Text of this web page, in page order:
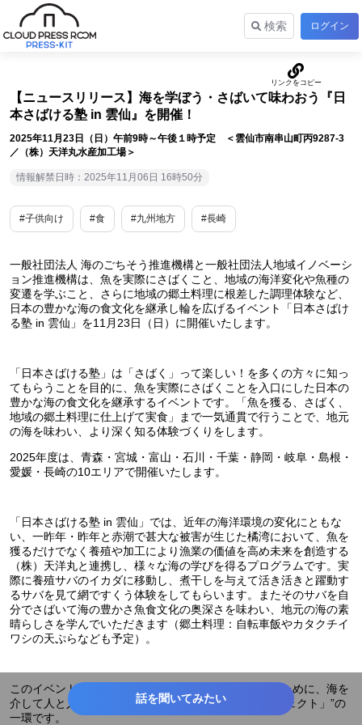
検索 ログイン
【ニュースリリース】海を学ぼう・さばいて味わおう『日
本さばける塾 in 雲仙』を開催！
2025年11月23日（日）午前9時～午後１時予定 ＜雲仙市南串山町丙9287-3
／（株）天洋丸水産加工場＞
情報解禁日時：2025年11月06日 16時50分
#子供向け #食 #九州地方 #長崎
一般社団法人 海のごちそう推進機構と一般社団法人地域イノベーシ
ョン推進機構は、魚を実際にさばくこと、地域の海洋変化や魚種の
変遷を学ぶこと、さらに地域の郷土料理に根差した調理体験など、
日本の豊かな海の食文化を継承し輪を広げるイベント「日本さばけ
る塾 in 雲仙」を11月23日（日）に開催いたします。
「日本さばける塾」は「さばく」って楽しい！を多くの方々に知っ
てもらうことを目的に、魚を実際にさばくことを入口にした日本の
豊かな海の食文化を継承するイベントです。「魚を獲る、さばく、
地域の郷土料理に仕上げて実食」まで一気通貫で行うことで、地元
の海を味わい、より深く知る体験づくりをします。
2025年度は、青森・宮城・富山・石川・千葉・静岡・岐阜・島根・
愛媛・長崎の10エリアで開催いたします。
「日本さばける塾 in 雲仙」では、近年の海洋環境の変化にともな
い、一昨年・昨年と赤潮で甚大な被害が生じた橘湾において、魚を
獲るだけでなく養殖や加工により漁業の価値を高め未来を創造する
（株）天洋丸と連携し、様々な海の学びを得るプログラムです。実
際に養殖サバのイカダに移動し、煮干しを与えて活き活きと躍動す
るサバを見て網ですくう体験をしてもらいます。またそのサバを自
分でさばいて海の豊かさ魚食文化の奥深さを味わい、地元の海の素
晴らしさを学んでいただきます（郷土料理：自転車飯やカタクチイ
ワシの天ぷらなども予定）。
このイベントは、次世代へ豊かで美しい海を引き継ぐために、海を
介して人と人とがつながる“日本財団「海と日本プロジェクト」”の
一環です。
話を聞いてみたい